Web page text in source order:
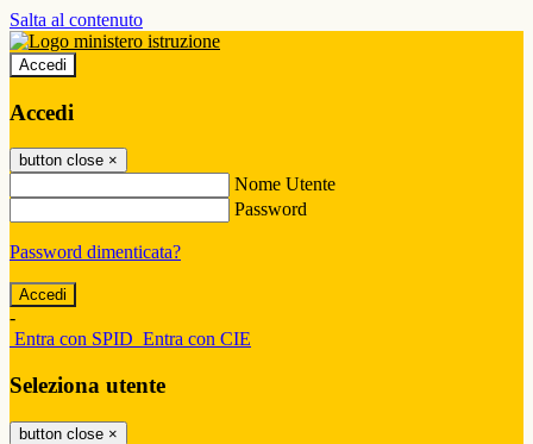
Salta al contenuto
Accedi
Accedi
button close ×
Nome Utente
Password
Password dimenticata?
-
Entra con SPID Entra con CIE
Seleziona utente
button close ×